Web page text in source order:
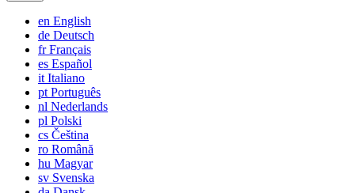
en English
de Deutsch
frFrançais
es Español
it Italiano
pt Português
nl Nederlands
pl Polski
cs Čeština
ro Română
hu Magyar
sv Svenska